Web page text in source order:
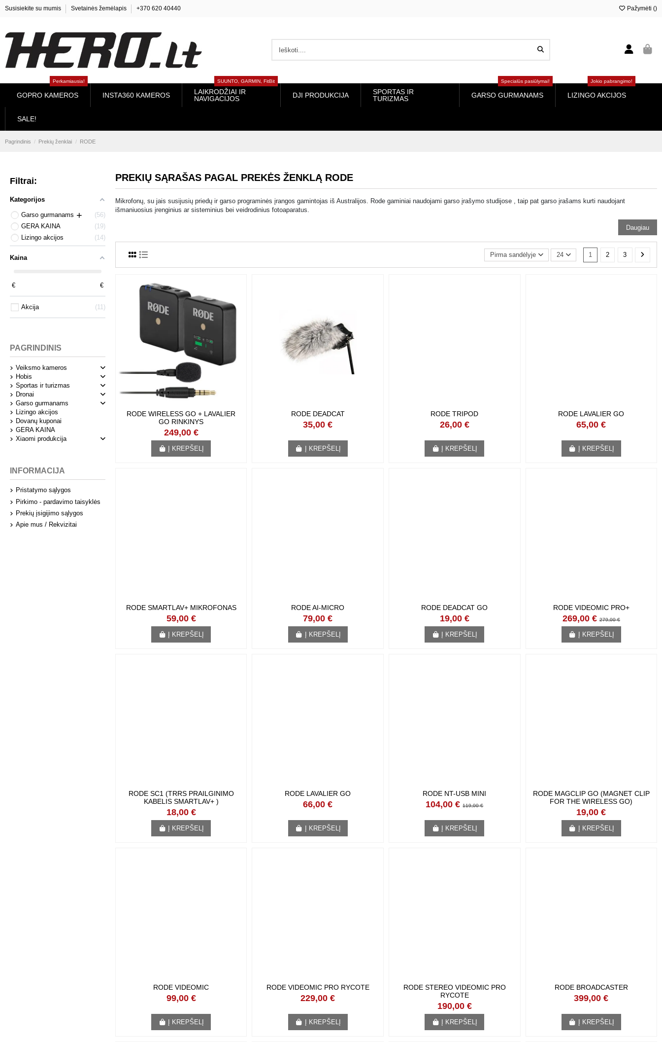
Susisiekite su mumis Svetainės žemėlapis +370 620 40440 Pažymėti ( 0)
GOPRO KAMEROS
Perkamiausia!
INSTA360 KAMEROS
LAIKRODŽIAI IR
NAVIGACIJOS
SUUNTO, GARMIN, FitBit
DJI PRODUKCIJA SPORTAS IR TURIZMAS GARSO GURMANAMS
Specialūs pasiūlymai!
LIZINGO AKCIJOS
Jokio pabrangimo!
SALE!
Pagrindinis Prekių ženklai RODE
PREKIŲ SĄRAŠAS PAGAL PREKĖS ŽENKLĄ RODE
Mikrofonų, su jais susijusių priedų ir garso programinės įrangos gamintojas iš Australijos. Rode gaminiai naudojami garso įrašymo studijose , taip pat garso įrašams kurti naudojant
išmaniuosius įrenginius ar sisteminius bei veidrodinius fotoaparatus.
Daugiau
Pirma sandėlyje 24 1 2 3
RODE WIRELESS GO + LAVALIER GO
RINKINYS
249,00 €
Į KREPŠELĮ
RODE DEADCAT
35,00 €
Į KREPŠELĮ
RODE TRIPOD
26,00 €
Į KREPŠELĮ
RODE LAVALIER GO
65,00 €
Į KREPŠELĮ
RODE SMARTLAV+ MIKROFONAS
59,00 €
Į KREPŠELĮ
RODE AI-MICRO
79,00 €
Į KREPŠELĮ
RODE DEADCAT GO
19,00 €
Į KREPŠELĮ
RODE VIDEOMIC PRO+
269,00 € 279,00 €
Į KREPŠELĮ
RODE SC1 (TRRS PRAILGINIMO
KABELIS SMARTLAV+ )
18,00 €
Į KREPŠELĮ
RODE LAVALIER GO
66,00 €
Į KREPŠELĮ
RODE NT-USB MINI
104,00 €119,00 €
Į KREPŠELĮ
RODE MAGCLIP GO (MAGNET CLIP
FOR THE WIRELESS GO)
19,00 €
Į KREPŠELĮ
RODE VIDEOMIC
99,00 €
Į KREPŠELĮ
RODE VIDEOMIC PRO RYCOTE
229,00 €
Į KREPŠELĮ
RODE STEREO VIDEOMIC PRO
RYCOTE
190,00 €
Į KREPŠELĮ
RODE BROADCASTER
399,00 €
Į KREPŠELĮ
Filtrai:
Kategorijos
Garso gurmanams
56
GERA KAINA
19
Lizingo akcijos
14
Kaina
12 €
Akcija 11
PAGRINDINIS
Veiksmo kameros
Hobis
Sportas ir turizmas
Dronai
Garso gurmanams
Lizingo akcijos
Dovanų kuponai
GERA KAINA
Xiaomi produkcija
INFORMACIJA
Pristatymo sąlygos
Pirkimo - pardavimo taisyklės
Prekių įsigijimo sąlygos
Apie mus / Rekvizitai